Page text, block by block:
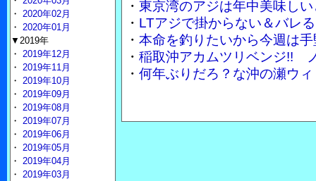
・ 東京湾のアジは年中美味し
・ LTアジで掛からない＆バレ
・ 本命を釣りたいから今週は
・ 稲取沖アカムツリベンジ!!
・ 何年ぶりだろ？な沖の瀬ウ
・ 2020年02月
・ 2020年01月
▼2019年
・ 2019年12月
・ 2019年11月
・ 2019年10月
・ 2019年09月
・ 2019年08月
・ 2019年07月
・ 2019年06月
・ 2019年05月
・ 2019年04月
・ 2019年03月